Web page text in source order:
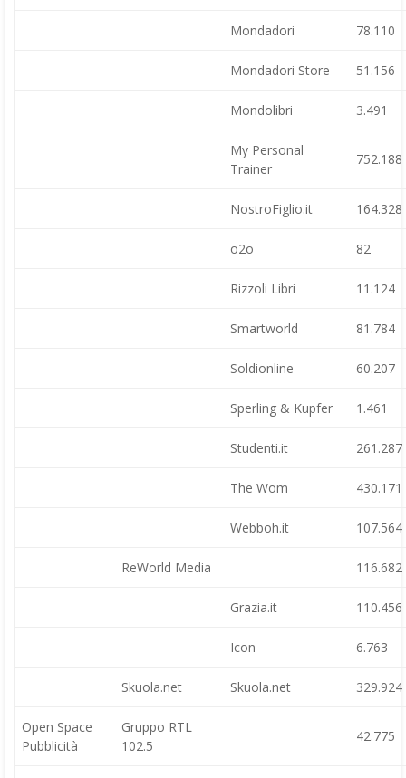
Mondadori 78.110
Mondadori Store 51.156
Mondolibri 3.491
My Personal
Trainer
752.188
NostroFiglio.it 164.328
o2o 82
Rizzoli Libri 11.124
Smartworld 81.784
Soldionline 60.207
Sperling & Kupfer 1.461
Studenti.it 261.287
The Wom 430.171
Webboh.it 107.564
ReWorld Media 116.682
Grazia.it 110.456
Icon 6.763
Skuola.net Skuola.net 329.924
Open Space
Pubblicità
Gruppo RTL
102.5
42.775